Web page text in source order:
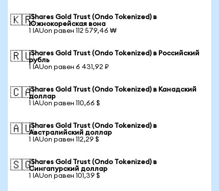
🇰🇷iShares Gold Trust (Ondo Tokenized) в
Южнокорейская вона
1 IAUon равен 112 579,46 ₩
🇷🇺iShares Gold Trust (Ondo Tokenized) в Российский
рубль
1 IAUon равен 6 431,92 ₽
🇨🇦iShares Gold Trust (Ondo Tokenized) в Канадский
доллар
1 IAUon равен 110,66 $
🇦🇺iShares Gold Trust (Ondo Tokenized) в
Австралийский доллар
1 IAUon равен 112,29 $
🇸🇬iShares Gold Trust (Ondo Tokenized) в
Сингапурский доллар
1 IAUon равен 101,39 $